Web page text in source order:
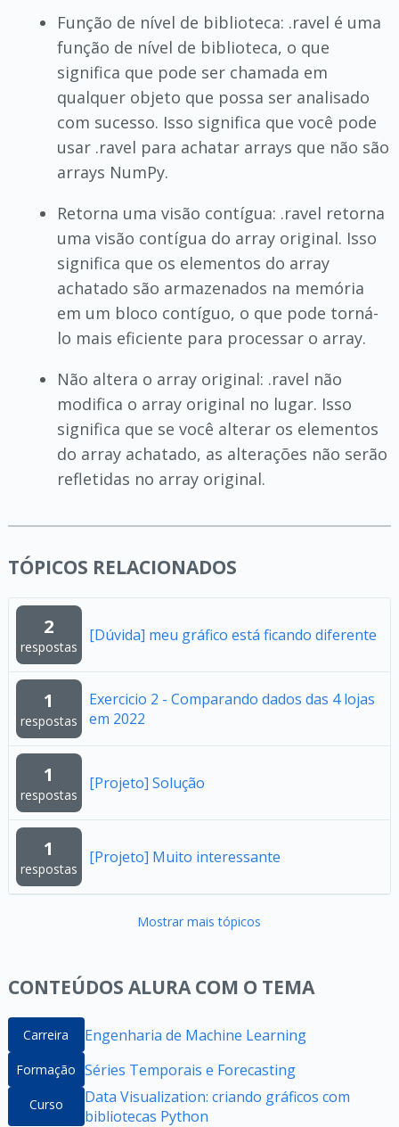
Função de nível de biblioteca: .ravel é uma
função de nível de biblioteca, o que
significa que pode ser chamada em
qualquer objeto que possa ser analisado
com sucesso. Isso significa que você pode
usar .ravel para achatar arrays que não são
arrays NumPy.
Retorna uma visão contígua: .ravel retorna
uma visão contígua do array original. Isso
significa que os elementos do array
achatado são armazenados na memória
em um bloco contíguo, o que pode torná-
lo mais eficiente para processar o array.
Não altera o array original: .ravel não
modifica o array original no lugar. Isso
significa que se você alterar os elementos
do array achatado, as alterações não serão
refletidas no array original.
TÓPICOS RELACIONADOS
2
respostas
[Dúvida] meu gráfico está ficando diferente
1
respostas
Exercicio 2 - Comparando dados das 4 lojas
em 2022
1
respostas
[Projeto] Solução
1
respostas
[Projeto] Muito interessante
Mostrar mais tópicos
CONTEÚDOS ALURA COM O TEMA
Carreira Engenharia de Machine Learning
Formação Séries Temporais e Forecasting
Curso
Data Visualization: criando gráficos com
bibliotecas Python